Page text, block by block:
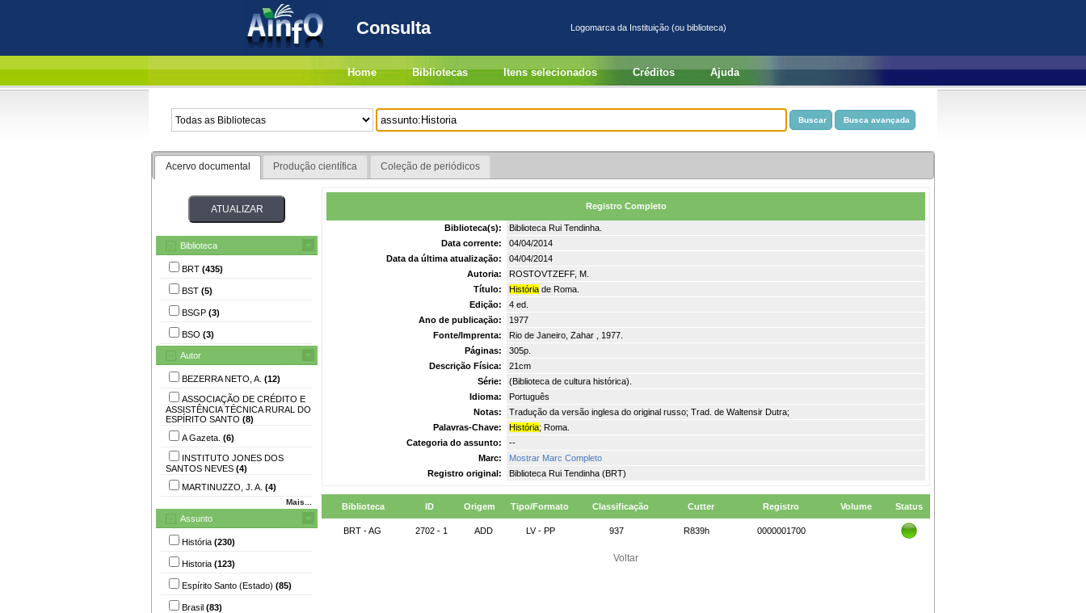
Consulta Logomarca da Instituição (ou biblioteca)
Home Bibliotecas Itens selecionados Créditos Ajuda
Acervo documental Produção científica Coleção de periódicos
Biblioteca
BRT (435)
BST (5)
BSGP (3)
BSO (3)
Autor
BEZERRA NETO, A. (12)
ASSOCIAÇÃO DE CRÉDITO E
ASSISTÊNCIA TÉCNICA RURAL DO
ESPÍRITO SANTO (8)
A Gazeta. (6)
INSTITUTO JONES DOS
SANTOS NEVES (4)
MARTINUZZO, J. A. (4)
Mais...
Assunto
História (230)
Historia (123)
Espírito Santo (Estado) (85)
Brasil (83)
Registro Completo
Biblioteca(s):
Biblioteca Rui Tendinha.
Data corrente:
04/04/2014
Data da última atualização:
04/04/2014
Autoria:
ROSTOVTZEFF, M.
Título:
História de Roma.
Edição:
4 ed.
Ano de publicação:
1977
Fonte/Imprenta:
Rio de Janeiro, Zahar , 1977.
Páginas:
305p.
Descrição Física:
21cm
Série:
(Biblioteca de cultura histórica).
Idioma:
Português
Notas:
Tradução da versão inglesa do original russo; Trad. de Waltensir Dutra;
Palavras-Chave:
História; Roma.
Categoria do assunto:
--
Marc:
Mostrar Marc Completo
Registro original:
Biblioteca Rui Tendinha (BRT)
Biblioteca ID Origem Tipo/Formato Classificação Cutter Registro Volume Status
BRT - AG 2702 - 1 ADD LV - PP 937 R839h 0000001700
Voltar